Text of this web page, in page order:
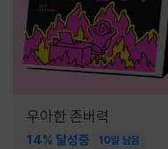
우아한 존버력
14% 달성중 10일 남음